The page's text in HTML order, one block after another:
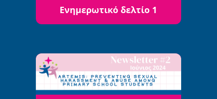
Ενημερωτικό δελτίο 1